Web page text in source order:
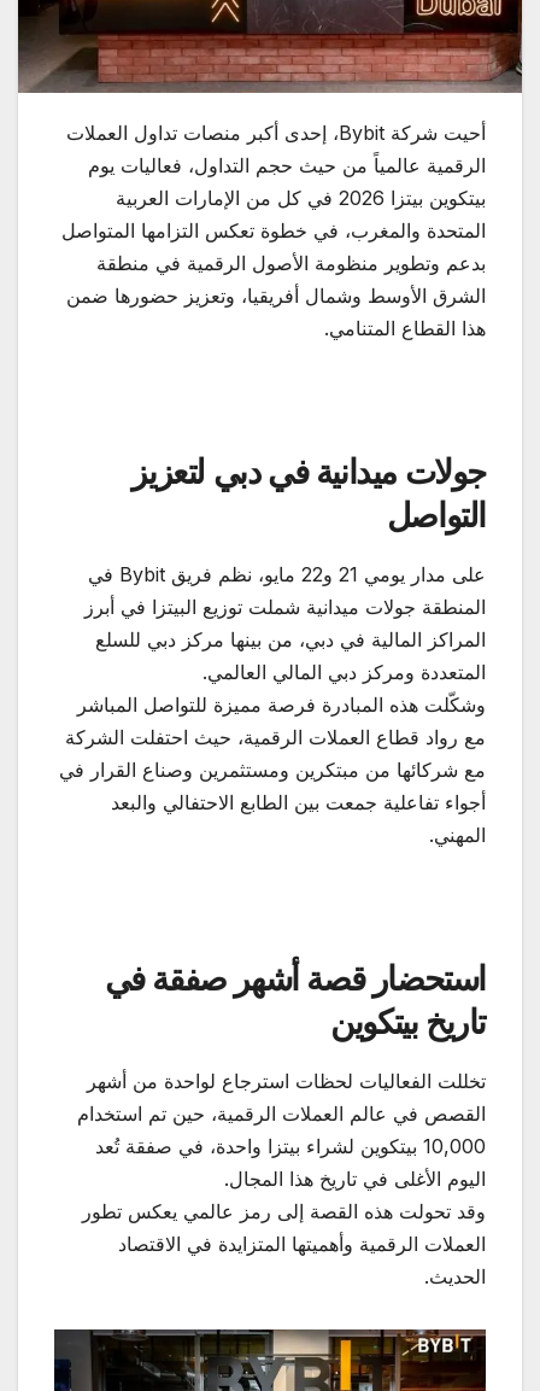
أحيت شركة Bybit، إحدى أكبر منصات تداول العملات
الرقمية عالمياً من حيث حجم التداول، فعاليات يوم
بيتكوين بيتزا 2026 في كل من الإمارات العربية
المتحدة والمغرب، في خطوة تعكس التزامها المتواصل
بدعم وتطوير منظومة الأصول الرقمية في منطقة
الشرق الأوسط وشمال أفريقيا، وتعزيز حضورها ضمن
هذا القطاع المتنامي.
جولات ميدانية في دبي لتعزيز
التواصل
على مدار يومي 21 و22 مايو، نظم فريق Bybit في
المنطقة جولات ميدانية شملت توزيع البيتزا في أبرز
المراكز المالية في دبي، من بينها مركز دبي للسلع
المتعددة ومركز دبي المالي العالمي.
وشكّلت هذه المبادرة فرصة مميزة للتواصل المباشر
مع رواد قطاع العملات الرقمية، حيث احتفلت الشركة
مع شركائها من مبتكرين ومستثمرين وصناع القرار في
أجواء تفاعلية جمعت بين الطابع الاحتفالي والبعد
المهني.
استحضار قصة أشهر صفقة في
تاريخ بيتكوين
تخللت الفعاليات لحظات استرجاع لواحدة من أشهر
القصص في عالم العملات الرقمية، حين تم استخدام
10,000 بيتكوين لشراء بيتزا واحدة، في صفقة تُعد
اليوم الأغلى في تاريخ هذا المجال.
وقد تحولت هذه القصة إلى رمز عالمي يعكس تطور
العملات الرقمية وأهميتها المتزايدة في الاقتصاد
الحديث.